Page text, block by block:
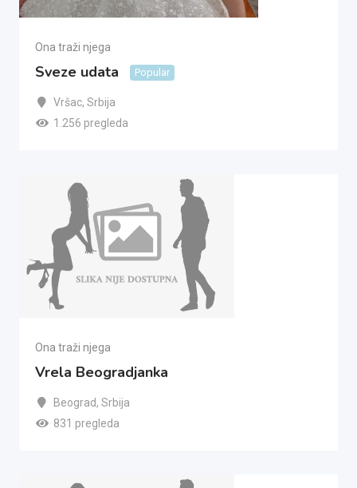
Ona traži njega
Sveze udata Popular
Vršac, Srbija
1.256 pregleda
Ona traži njega
Vrela Beogradjanka
Beograd, Srbija
831 pregleda